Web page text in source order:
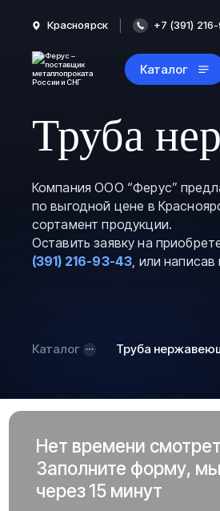
Красноярск +7 (391)
Каталог
Труба
Компания ООО “Ферус”
по выгодной цене в
сортамент продукции.
Оставить заявку на
(391) 216-93-43, или написав
Каталог Труба
Нет времени
Заполните форму,
через 15 минут